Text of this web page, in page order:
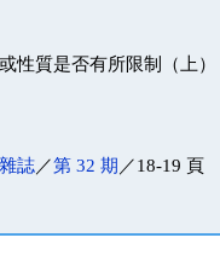
性質是否有所限制（上）
誌／第 32 期 ／18-19 頁